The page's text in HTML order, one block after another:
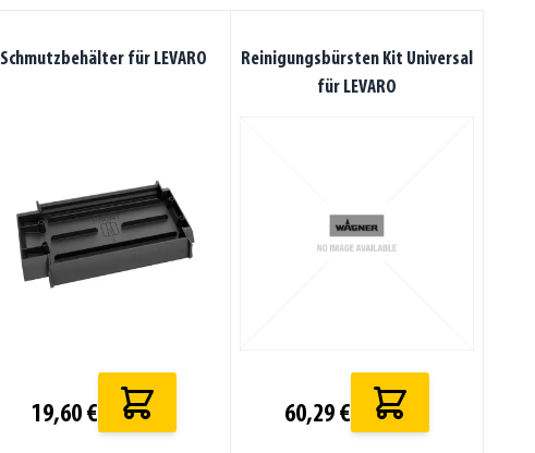
Schmutzbehälter für LEVARO
19,60 €
Reinigungsbürsten Kit Universal
für LEVARO
60,29 €